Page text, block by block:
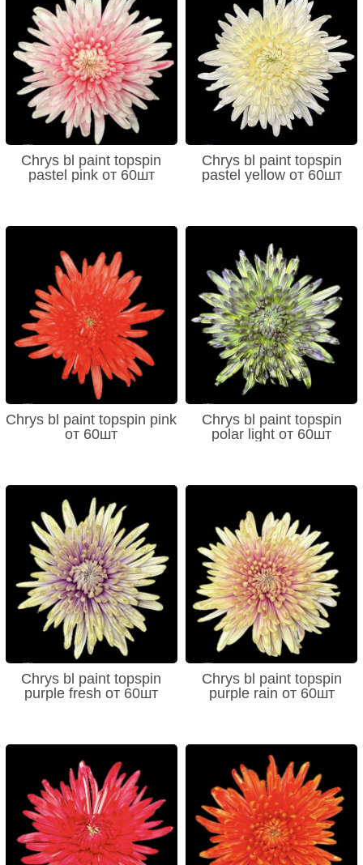
Chrys bl paint topspin
pastel pink от 60шт
Chrys bl paint topspin
pastel yellow от 60шт
Chrys bl paint topspin pink
от 60шт
Chrys bl paint topspin
polar light от 60шт
Chrys bl paint topspin
purple fresh от 60шт
Chrys bl paint topspin
purple rain от 60шт